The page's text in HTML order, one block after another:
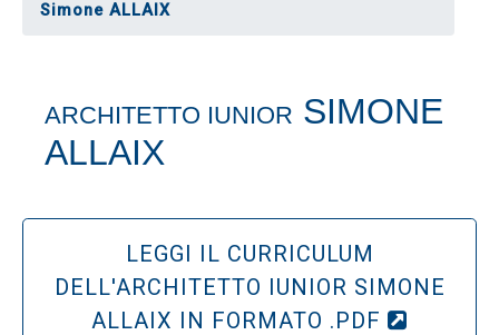
Simone ALLAIX
ARCHITETTO IUNIOR SIMONE
ALLAIX
LEGGI IL CURRICULUM
DELL'ARCHITETTO IUNIOR SIMONE
ALLAIX IN FORMATO .PDF